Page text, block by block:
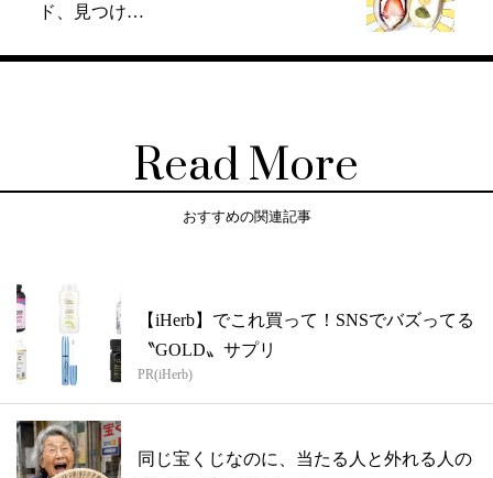
ド、見つけ…
Read More
おすすめの関連記事
【iHerb】でこれ買って！SNSでバズってる
〝GOLD〟サプリ
PR(iHerb)
同じ宝くじなのに、当たる人と外れる人の